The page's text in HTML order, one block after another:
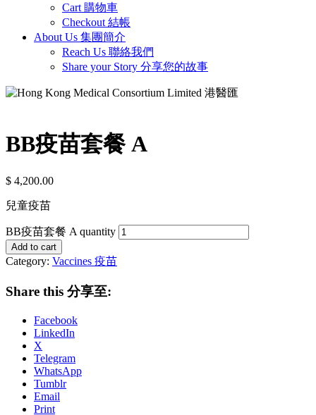
Cart 購物車
Checkout 結帳
About Us 集團簡介
Reach Us 聯絡我們
Share your Story 分享您的故事
BB疫苗套餐 A
$ 4,200.00
兒童疫苗
BB疫苗套餐 A quantity
Add to cart
Category: Vaccines 疫苗
Share this 分享至:
Facebook
LinkedIn
X
Telegram
WhatsApp
Tumblr
Email
Print